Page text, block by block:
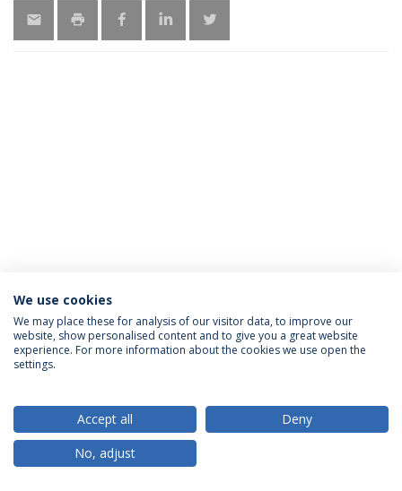
Política de Privacidade
Termos & Condições
Direitos do Titular dos Dados
© 2026 Universidade Católica Portuguesa
We use cookies
We may place these for analysis of our visitor data, to improve our
website, show personalised content and to give you a great website
experience. For more information about the cookies we use open the
settings.
Accept all
Deny
No, adjust